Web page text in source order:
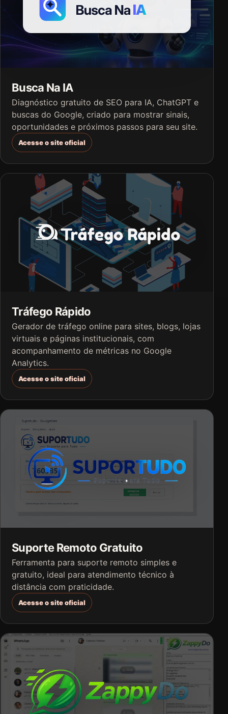
Busca Na IA
Diagnóstico gratuito de SEO para IA, ChatGPT e
buscas do Google, criado para mostrar sinais,
oportunidades e próximos passos para seu site.
Acesse o site oficial
Tráfego Rápido
Gerador de tráfego online para sites, blogs, lojas
virtuais e páginas institucionais, com
acompanhamento de métricas no Google
Analytics.
Acesse o site oficial
Suporte Remoto Gratuito
Ferramenta para suporte remoto simples e
gratuito, ideal para atendimento técnico à
distância com praticidade.
Acesse o site oficial